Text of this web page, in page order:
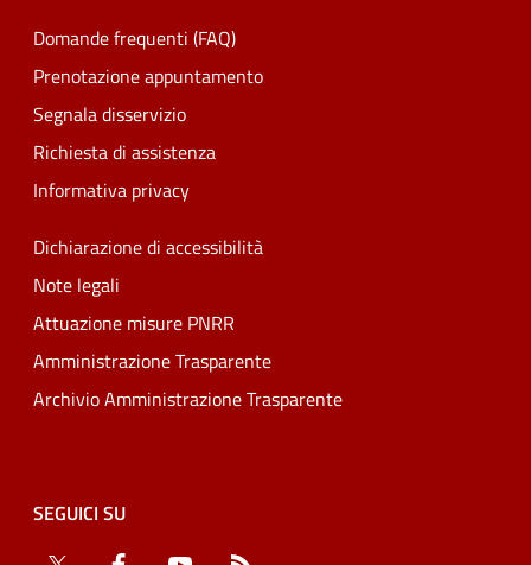
Domande frequenti (FAQ)
Prenotazione appuntamento
Segnala disservizio
Richiesta di assistenza
Informativa privacy
Dichiarazione di accessibilità
Note legali
Attuazione misure PNRR
Amministrazione Trasparente
Archivio Amministrazione Trasparente
SEGUICI SU